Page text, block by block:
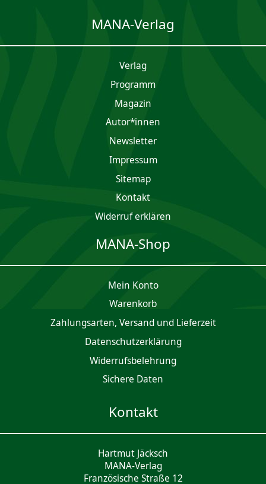
MANA-Verlag
Verlag
Programm
Magazin
Autor*innen
Newsletter
Impres­sum
Sitemap
Kontakt
Widerruf erklären
MANA-Shop
Mein Konto
Waren­korb
Zahlungsarten, Versand und Lieferzeit
Daten­schutz­er­klärung
Widerrufsbelehrung
Sichere Daten
Kontakt
Hartmut Jäcksch
MANA-Verlag
Französische Straße 12